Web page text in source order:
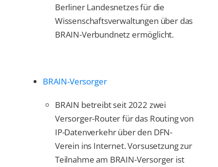
Berliner Landesnetzes für die
Wissenschaftsverwaltungen über das
BRAIN-Verbundnetz ermöglicht.
BRAIN-Versorger
BRAIN betreibt seit 2022 zwei
Versorger-Router für das Routing von
IP-Datenverkehr über den DFN-
Verein ins Internet. Vorsusetzung zur
Teilnahme am BRAIN-Versorger ist